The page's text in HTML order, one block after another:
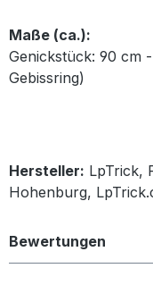
Maße (ca.):
Genickstück: 90 cm
Gebissring)
Hersteller: LpTrick,
Hohenburg,
Bewertungen